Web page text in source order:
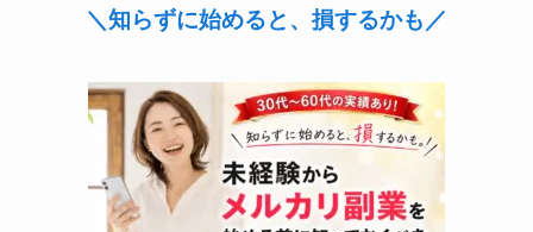
＼知らずに始めると、損するかも／